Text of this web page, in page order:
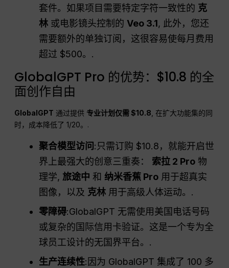
套件。如果项目需要特定字符一致性的 克
林 或电影镜头控制的Veo 3.1, 此外，您还
需要额外的单独订阅，这很容易使每月费用
超过 $500。.
GlobalGPT Pro 的优势：$10.8 的全
面创作自由
GlobalGPT 通过提供 专业计划仅需 $10.8 , 在扩大功能集的同
时，成本降低了 1/20。.
聚合模型访问:只需订购 $10.8，就能开启世
界上最强大的创意三重奏： 索拉 2 Pro 物
理学, 旅途中 和 纳米香蕉 Pro 用于超真实
图像，以及 克林 用于高级人体运动。.
零障碍:GlobalGPT 无需使用美国电话号码
或复杂的国际信用卡验证。这是一个专为全
球员工设计的无国界平台。.
生产连续性:因为 GlobalGPT 集成了 100 多